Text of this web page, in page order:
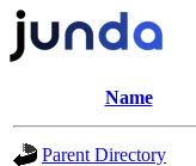
Name
Parent Directory